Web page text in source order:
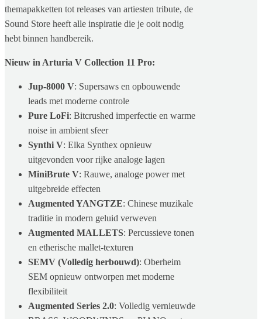
themapakketten tot releases van artiesten tribute, de
Sound Store heeft alle inspiratie die je ooit nodig
hebt binnen handbereik.
Nieuw in Arturia V Collection 11 Pro:
Jup-8000 V: Supersaws en opbouwende
leads met moderne controle
Pure LoFi: Bitcrushed imperfectie en warme
noise in ambient sfeer
Synthi V: Elka Synthex opnieuw
uitgevonden voor rijke analoge lagen
MiniBrute V: Rauwe, analoge power met
uitgebreide effecten
Augmented YANGTZE: Chinese muzikale
traditie in modern geluid verweven
Augmented MALLETS: Percussieve tonen
en etherische mallet-texturen
SEMV (Volledig herbouwd): Oberheim
SEM opnieuw ontworpen met moderne
flexibiliteit
Augmented Series 2.0: Volledig vernieuwde